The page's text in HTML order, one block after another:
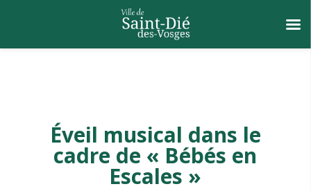
Éveil musical dans le
cadre de « Bébés en
Escales »